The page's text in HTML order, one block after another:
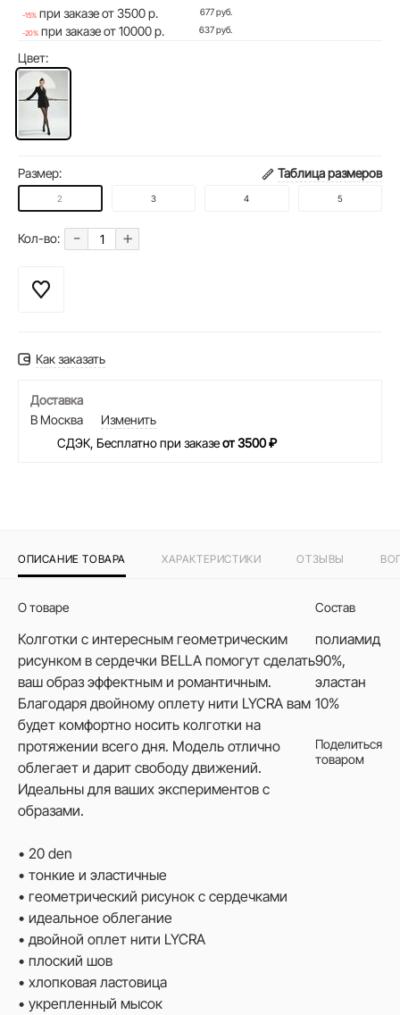
-15% при заказе от 3500 р. 677 руб.
-20% при заказе от 10000 р. 637 руб.
Цвет:
Размер: Таблица размеров
2 3 4 5
Кол-во: - +
Как заказать
Доставка
В Москва
Изменить
СДЭК, Бесплатно при заказеот 3500 ₽
ОПИСАНИЕ ТОВАРА ХАРАКТЕРИСТИКИ ОТЗЫВЫ
О товаре
Колготки с интересным геометрическим
рисунком в сердечки BELLA помогут сделать
ваш образ эффектным и романтичным.
Благодаря двойному оплету нити LYCRA вам
будет комфортно носить колготки на
протяжении всего дня. Модель отлично
облегает и дарит свободу движений.
Идеальны для ваших экспериментов с
образами.
• 20 den
• тонкие и эластичные
• геометрический рисунок с сердечками
• идеальное облегание
• двойной оплет нити LYCRA
• плоский шов
• хлопковая ластовица
• укрепленный мысок
Состав
полиамид
90%,
эластан
10%
Поделиться
товаром